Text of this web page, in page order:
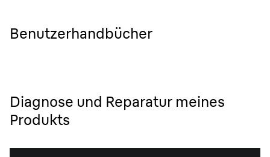
Benutzerhandbücher
Diagnose und Reparatur meines
Produkts